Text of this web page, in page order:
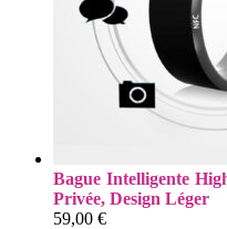
Bague Intelligente
Privée, Design Léger
59,00 €